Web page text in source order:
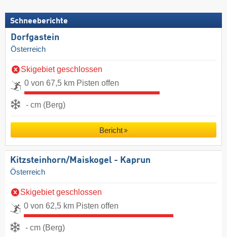
Schneeberichte
Dorfgastein
Österreich
Skigebiet geschlossen
0 von 67,5 km Pisten offen
- cm (Berg)
Bericht
Kitzsteinhorn/​Maiskogel - Kaprun
Österreich
Skigebiet geschlossen
0 von 62,5 km Pisten offen
- cm (Berg)